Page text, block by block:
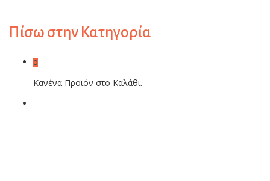
Πίσω στην Κατηγορία
0
Κανένα Προϊόν στο Καλάθι.